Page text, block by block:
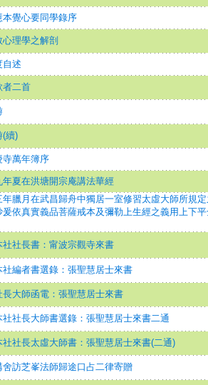
本覺心要同學錄序
理學之解剖
自述
者二首
(續)
寺萬年簿序
年夏在洪塘開宗庵講法華經
年臘月在武昌歸舟中獨居一室修習太虛大師所規
爰依真實義品菩薩戒本及彌勒上生經之義用上下
社社長書：甯波宗觀寺來書
社編者書選錄：張聖慧居士來書
長大師函電：張聖慧居士來書
社社長大師書選錄：張聖慧居士來書二通
社社長太虛大師書：張聖慧居士來書(二通)
舍訪芝峯法師歸途口占二律寄贈